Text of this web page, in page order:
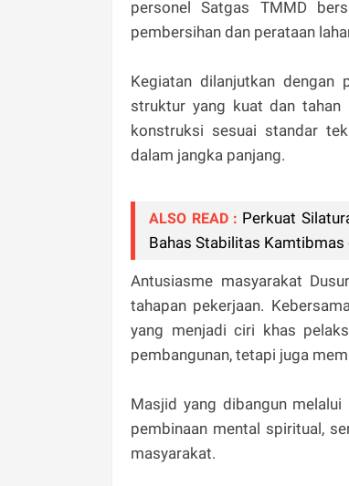
personel Satgas TMMD
pembersihan dan perataan
Kegiatan dilanjutkan dengan
struktur yang kuat dan
konstruksi sesuai standar
dalam jangka panjang.
ALSO READ : Perkuat
Bahas Stabilitas Kamtibmas
Antusiasme masyarakat
tahapan pekerjaan.
yang menjadi ciri khas
pembangunan, tetapi juga
Masjid yang dibangun
pembinaan mental spiritual,
masyarakat.